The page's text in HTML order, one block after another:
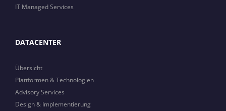
IT Managed Services
DATACENTER
Übersicht
Plattformen & Technologien
Advisory Services
Design & Implementierung